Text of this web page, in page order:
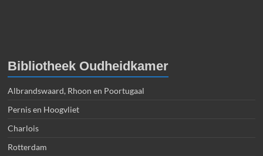
Bibliotheek Oudheidkamer
Albrandswaard, Rhoon en Poortugaal
Pernis en Hoogvliet
Charlois
Rotterdam